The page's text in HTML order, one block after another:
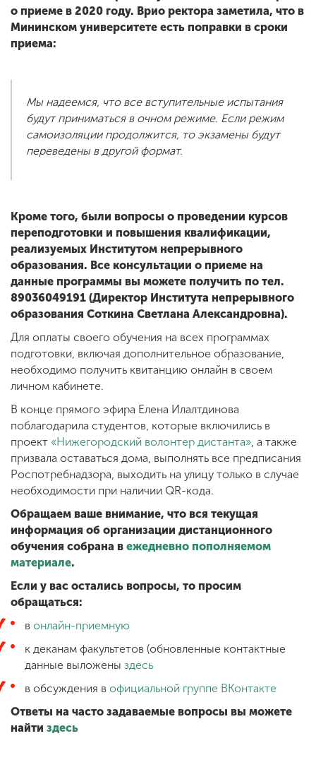
о приеме в 2020 году. Врио ректора заметила, что в
Мининском университете есть поправки в сроки
приема:
Мы надеемся, что все вступительные испытания
будут приниматься в очном режиме. Если режим
самоизоляции продолжится, то экзамены будут
переведены в другой формат.
Кроме того, были вопросы о проведении курсов
переподготовки и повышения квалификации,
реализуемых Институтом непрерывного
образования. Все консультации о приеме на
данные программы вы можете получить по тел.
89036049191 (Директор Института непрерывного
образования Соткина Светлана Александровна).
Для оплаты своего обучения на всех программах
подготовки, включая дополнительное образование,
необходимо получить квитанцию онлайн в своем
личном кабинете.
В конце прямого эфира Елена Илалтдинова
поблагодарила студентов, которые включились в
проект «Нижегородский волонтер дистанта», а также
призвала оставаться дома, выполнять все предписания
Роспотребнадзора, выходить на улицу только в случае
необходимости при наличии QR-кода.
Обращаем ваше внимание, что вся текущая
информация об организации дистанционного
обучения собрана в ежедневно пополняемом
материале.
Если у вас остались вопросы, то просим
обращаться:
в онлайн-приемную
к деканам факультетов (обновленные контактные
данные выложены здесь
в обсуждения в официальной группе ВКонтакте
Ответы на часто задаваемые вопросы вы можете
найти здесь